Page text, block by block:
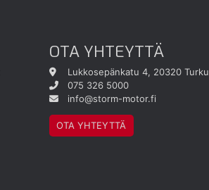
OTA YHTEYTTÄ
Lukkosepänkatu 4, 20320 Turku
075 326 5000
info@storm-motor.fi
OTA YHTEYTTÄ